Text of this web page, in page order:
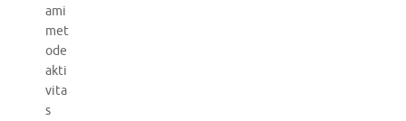
ami
met
ode
akti
vita
s